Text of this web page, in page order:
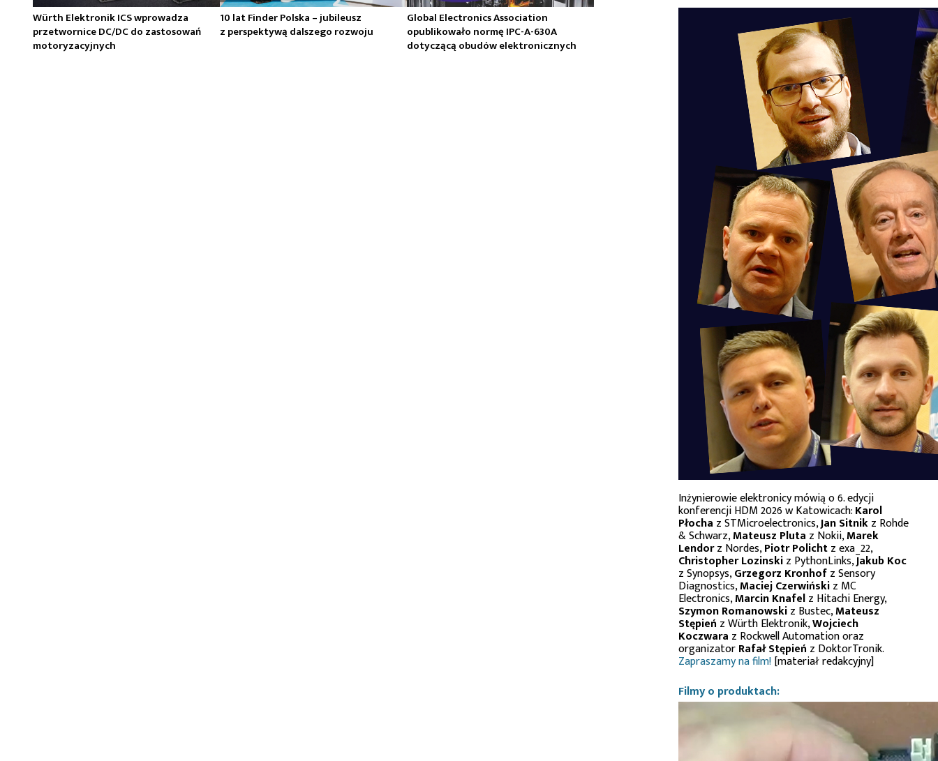
Würth Elektronik ICS wprowadza
przetwornice DC/DC do zastosowań
motoryzacyjnych
10 lat Finder Polska – jubileusz
z perspektywą dalszego rozwoju
Global Electronics Association
opublikowało normę IPC-A-630A
dotyczącą obudów elektronicznych
Inżynierowie elektronicy mówią o 6. edycji
konferencji HDM 2026 w Katowicach:Karol
Płocha z STMicroelectronics,Jan Sitnikz Rohde
& Schwarz,Mateusz Pluta z Nokii,Marek
Lendorz Nordes,Piotr Polichtz exa_22,
Christopher Lozinskiz PythonLinks,Jakub Koc
z Synopsys,Grzegorz Kronhofz Sensory
Diagnostics,Maciej Czerwińskiz MC
Electronics,Marcin Knafelz Hitachi Energy,
Szymon Romanowskiz Bustec,Mateusz
Stępień z Würth Elektronik,Wojciech
Koczwara z Rockwell Automation oraz
organizatorRafał Stępień z DoktorTronik.
Zapraszamy na film![materiał redakcyjny]
Filmy o produktach: